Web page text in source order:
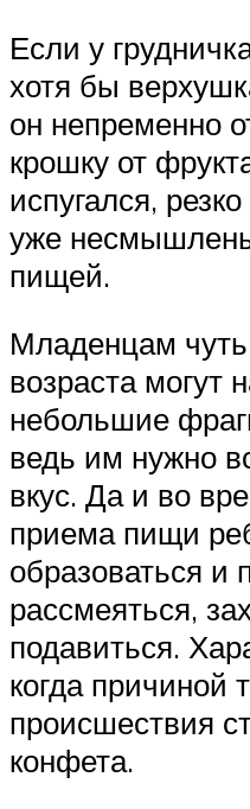
Если у
хотя бы
он непременно
крошку от
испугался,
уже
пищей.
Младенцам
возраста могут
небольшие
ведь им нужно
вкус. Да и во
приема пищи
образоваться и
рассмеяться,
подавиться.
когда причиной
происшествия
конфета.